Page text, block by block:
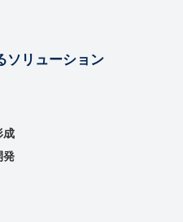
ソリューション
成
発